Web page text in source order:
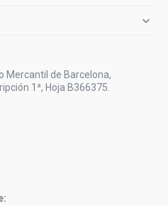

Mercantil de Barcelona,
1ª, Hoja B366375.